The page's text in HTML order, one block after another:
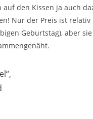
den Kissen ja auch
Nur der Preis ist relativ
Geburtstag), aber